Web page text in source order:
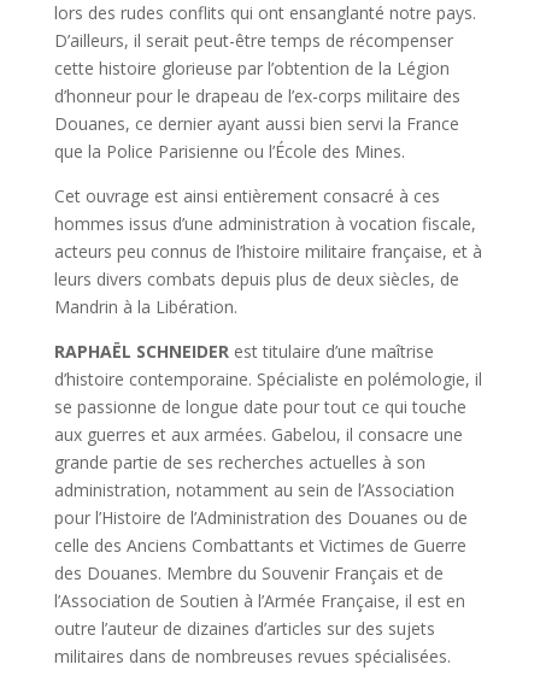
lors des rudes conflits qui ont ensanglanté notre pays.
D’ailleurs, il serait peut-être temps de récompenser
cette histoire glorieuse par l’obtention de la Légion
d’honneur pour le drapeau de l’ex-corps militaire des
Douanes, ce dernier ayant aussi bien servi la France
que la Police Parisienne ou l’École des Mines.
Cet ouvrage est ainsi entièrement consacré à ces
hommes issus d’une administration à vocation fiscale,
acteurs peu connus de l’histoire militaire française, et à
leurs divers combats depuis plus de deux siècles, de
Mandrin à la Libération.
RAPHAËL SCHNEIDERest titulaire d’une maîtrise
d’histoire contemporaine. Spécialiste en polémologie, il
se passionne de longue date pour tout ce qui touche
aux guerres et aux armées. Gabelou, il consacre une
grande partie de ses recherches actuelles à son
administration, notamment au sein de l’Association
pour l’Histoire de l’Administration des Douanes ou de
celle des Anciens Combattants et Victimes de Guerre
des Douanes. Membre du Souvenir Français et de
l’Association de Soutien à l’Armée Française, il est en
outre l’auteur de dizaines d’articles sur des sujets
militaires dans de nombreuses revues spécialisées.